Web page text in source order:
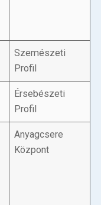
Szemészeti
Profil
Érsebészeti
Profil
Anyagcsere
Központ